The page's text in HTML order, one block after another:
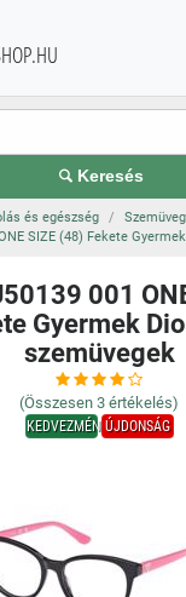
Keresés
és egészség
SIZE (48) Fekete
001
Gyermek
szemüvegek
(Összesen 3 értékelés)
KEDVEZMÉNYÚJDONSÁG